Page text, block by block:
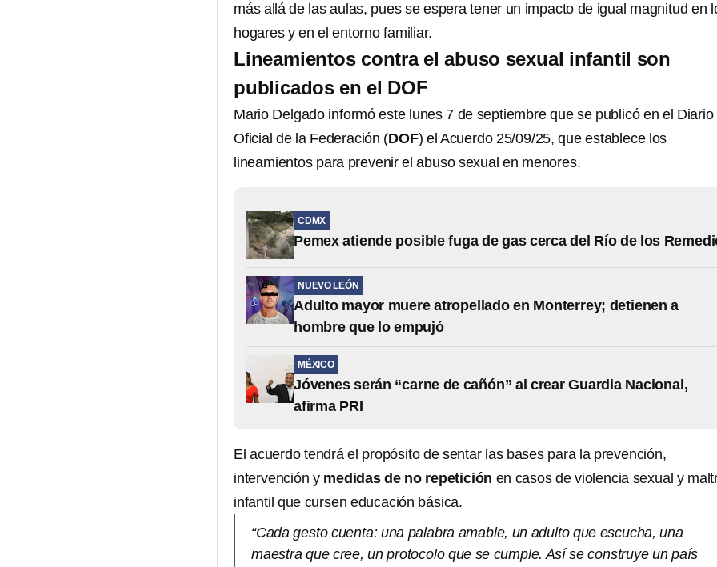
más allá de las aulas, pues se espera tener un impacto de igual magnitud en
hogares y en el entorno familiar.
Lineamientos contra el abuso sexual infantil son
publicados en el DOF
Mario Delgado informó este lunes 7 de septiembre que se publicó en el Diario
Oficial de la Federación (DOF) el Acuerdo 25/09/25, que establece los
lineamientos para prevenir el abuso sexual en menores.
CDMX
Pemex atiende posible fuga de gas cerca del Río de los
NUEVO LEÓN
Adulto mayor muere atropellado en Monterrey; detienen a
hombre que lo empujó
MÉXICO
Jóvenes serán “carne de cañón” al crear Guardia Nacional,
afirma PRI
El acuerdo tendrá el propósito de sentar las bases para la prevención,
intervención y medidas de no repetición en casos de violencia sexual y
infantil que cursen educación básica.
“Cada gesto cuenta: una palabra amable, un adulto que escucha, una
maestra que cree, un protocolo que se cumple. Así se construye un país